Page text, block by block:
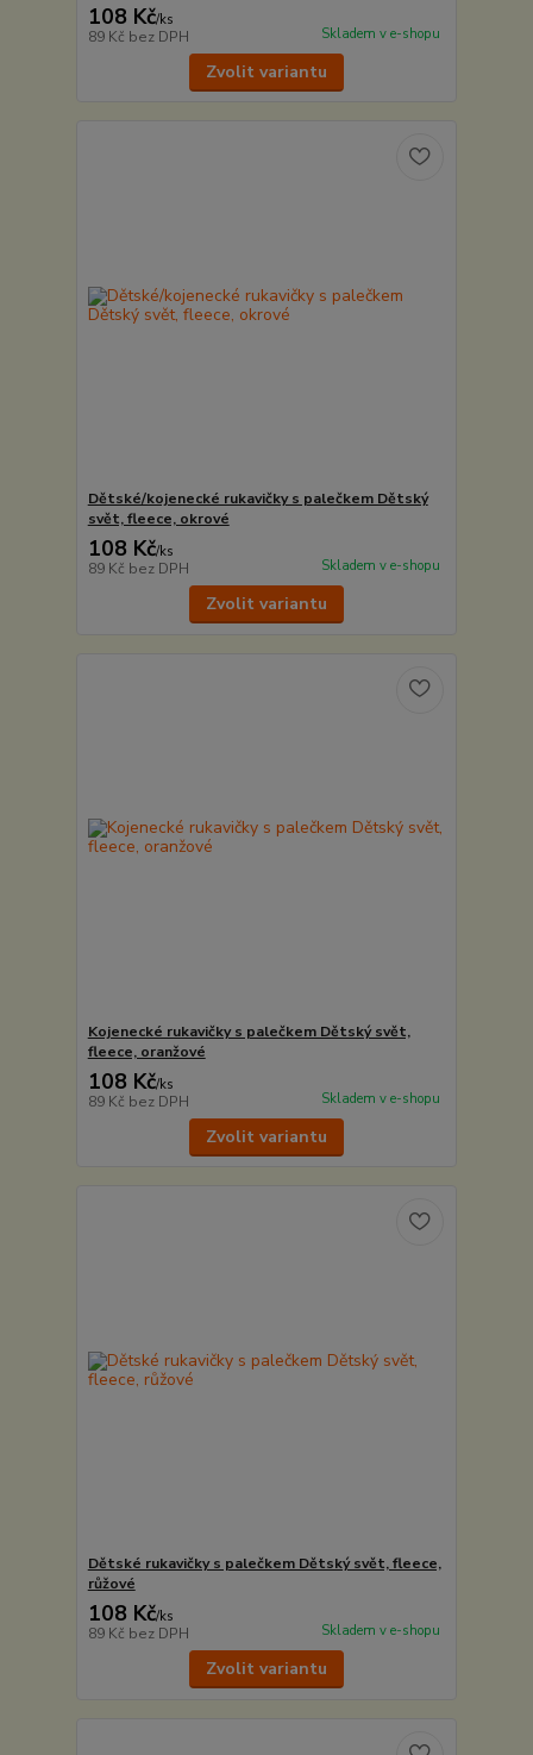
108 Kč/ks
89 Kč bez DPH Skladem v e-shopu
Zvolit variantu
Dětské/kojenecké rukavičky s palečkem Dětský
svět, fleece, okrové
108 Kč/ks
89 Kč bez DPH Skladem v e-shopu
Zvolit variantu
Kojenecké rukavičky s palečkem Dětský svět,
fleece, oranžové
108 Kč/ks
89 Kč bez DPH Skladem v e-shopu
Zvolit variantu
Dětské rukavičky s palečkem Dětský svět, fleece,
růžové
108 Kč/ks
89 Kč bez DPH Skladem v e-shopu
Zvolit variantu